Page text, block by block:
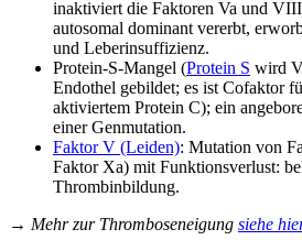
inaktiviert die Faktoren Va und
autosomal dominant vererbt,
und Leberinsuffizienz.
Protein-S-Mangel (Protein S wird
Endothel gebildet; es ist Cofaktor
aktiviertem Protein C); ein
einer Genmutation.
Faktor V (Leiden): Mutation von
Faktor Xa) mit Funktionsverlust:
Thrombinbildung.
→ Mehr zur Thromboseneigung siehe hier